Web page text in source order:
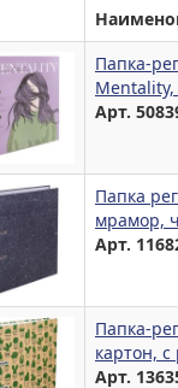
Пaпкa-
Mentality,
Арт.
Папка
мрамор,
Арт.
Папка-
картон, с
Арт.